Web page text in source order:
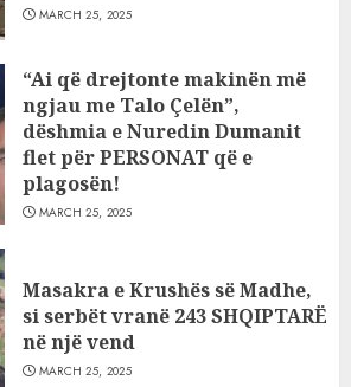
MARCH 25, 2025
“Ai që drejtonte makinën më
ngjau me Talo Çelën”,
dëshmia e Nuredin Dumanit
flet për PERSONAT që e
plagosën!
MARCH 25, 2025
Masakra e Krushës së Madhe,
si serbët vranë 243 SHQIPTARË
në një vend
MARCH 25, 2025